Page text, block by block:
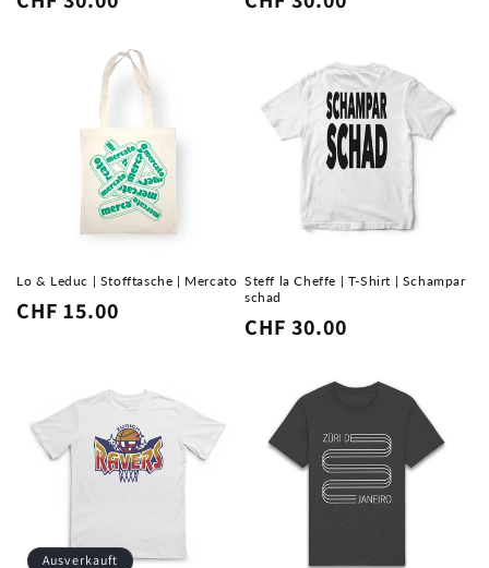
Lo & Leduc | Stofftasche | Mercato
Normaler
CHF 15.00
Steff la Cheffe | T-Shirt | Schampar
schad
Normaler
CHF 30.00
Ausverkauft